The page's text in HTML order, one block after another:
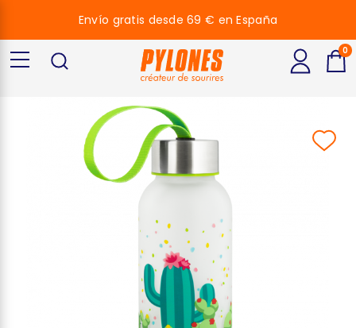
Envío gratis desde 69 € en España
0